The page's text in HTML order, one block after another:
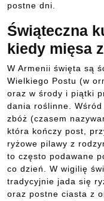
postne dni.
Świąteczna
kiedy mięsa
W Armenii święta są
Wielkiego Postu (w
oraz w środy i piątki
dania roślinne.
zbóż (czasem
która kończy post,
ryżowe pilawy z
to często podawane
co dzień. W wigilię
tradycyjnie jada się
oraz postne ciasta z